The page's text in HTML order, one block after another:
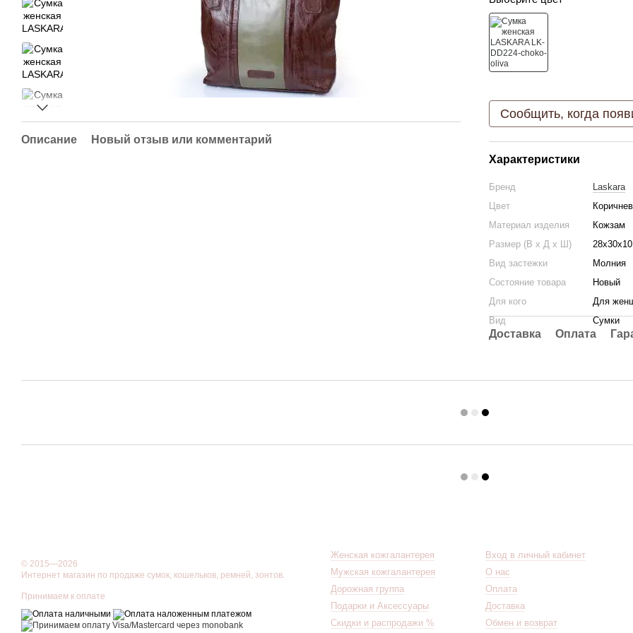
Описание Новый отзыв или комментарий
Сообщить, когда
Характеристики
Бренд
Laskara
Цвет
Материал изделия
Кожзам
Размер (В х Д х Ш)
28х30х10
Вид застежки
Молния
Состояние товара
Новый
Для кого
Для
Вид
Сумки
Доставка Оплата
© 2015—2026
Интернет магазин по продаже сумок, кошельков, ремней, зонтов.
Принимаем к оплате
Женская кожгалантерея
Мужская кожгалантерея
Дорожная группа
Подарки и Аксессуары
Скидки и распродажи %
Вход в личный кабинет
О нас
Оплата
Доставка
Обмен и возврат